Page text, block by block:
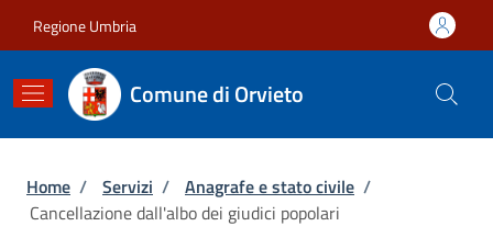
Regione Umbria
Comune di Orvieto
Briciole di pane
Home / Servizi / Anagrafe e stato civile /
Cancellazione dall'albo dei giudici popolari